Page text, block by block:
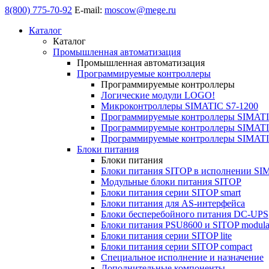
8(800) 775-70-92 E-mail: moscow@mege.ru
Каталог
Каталог
Промышленная автоматизация
Промышленная автоматизация
Программируемые контроллеры
Программируемые контроллеры
Логические модули LOGO!
Микроконтроллеры SIMATIC S7-1200
Программируемые контроллеры
Программируемые контроллеры
Программируемые контроллеры
Блоки питания
Блоки питания
Блоки питания SITOP в исполнении
Модульные блоки питания SITOP
Блоки питания серии SITOP smart
Блоки питания для AS-интерфейса
Блоки бесперебойного питания DC-UPS
Блоки питания PSU8600 и SITOP
Блоки питания серии SITOP lite
Блоки питания серии SITOP compact
Специальное исполнение и назначение